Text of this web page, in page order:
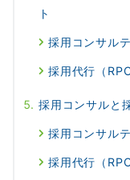
ト
採用コンサル
採用代行（
採用コンサルと
採用コンサル
採用代行（